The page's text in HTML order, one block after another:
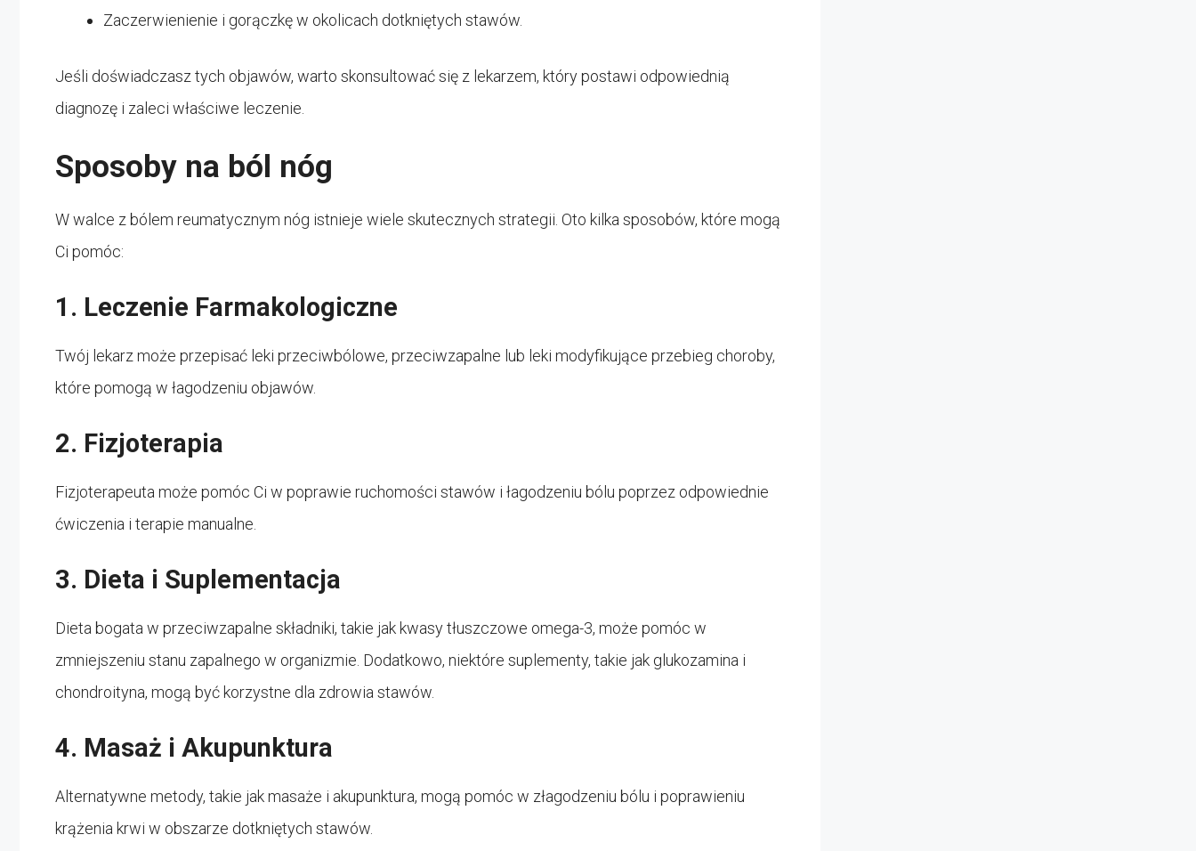
Zaczerwienienie i gorączkę w okolicach dotkniętych stawów.
Jeśli doświadczasz tych objawów, warto skonsultować się z lekarzem, który postawi odpowiednią
diagnozę i zaleci właściwe leczenie.
Sposoby na ból nóg
W walce z bólem reumatycznym nóg istnieje wiele skutecznych strategii. Oto kilka sposobów, które mogą
Ci pomóc:
1. Leczenie Farmakologiczne
Twój lekarz może przepisać leki przeciwbólowe, przeciwzapalne lub leki modyfikujące przebieg choroby,
które pomogą w łagodzeniu objawów.
2. Fizjoterapia
Fizjoterapeuta może pomóc Ci w poprawie ruchomości stawów i łagodzeniu bólu poprzez odpowiednie
ćwiczenia i terapie manualne.
3. Dieta i Suplementacja
Dieta bogata w przeciwzapalne składniki, takie jak kwasy tłuszczowe omega-3, może pomóc w
zmniejszeniu stanu zapalnego w organizmie. Dodatkowo, niektóre suplementy, takie jak glukozamina i
chondroityna, mogą być korzystne dla zdrowia stawów.
4. Masaż i Akupunktura
Alternatywne metody, takie jak masaże i akupunktura, mogą pomóc w złagodzeniu bólu i poprawieniu
krążenia krwi w obszarze dotkniętych stawów.